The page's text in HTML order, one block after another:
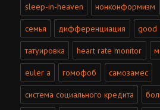
sleep-in-heaven нонконформизм
семья дифференциация good
татуировка heart rate monitor
euler a гомофоб самозамес
система социального кредита